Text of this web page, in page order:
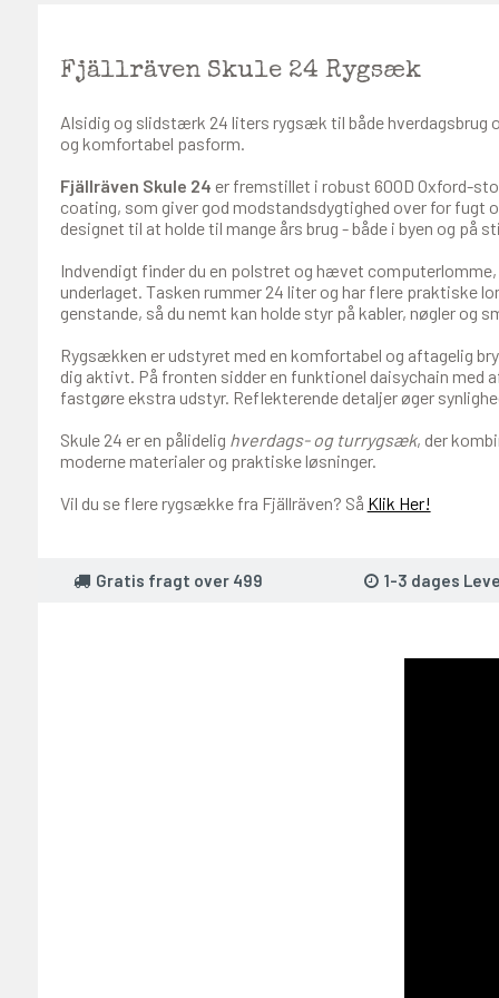
Fjällräven Skule 24 Rygsæk
Alsidig og slidstærk 24 liters rygsæk til både
og komfortabel pasform.
Fjällräven Skule 24 er fremstillet i robust 600D Oxford-
coating, som giver god modstandsdygtighed over for fugt
designet til at holde til mange års brug - både i byen og på
Indvendigt finder du en polstret og hævet
underlaget. Tasken rummer 24 liter og har flere praktiske
genstande, så du nemt kan holde styr på kabler, nøgler og
Rygsækken er udstyret med en komfortabel og aftagelig
dig aktivt. På fronten sidder en funktionel daisychain med
fastgøre ekstra udstyr. Reflekterende detaljer øger
Skule 24 er en pålidelig hverdags- og turrygsæk, der
moderne materialer og praktiske løsninger.
Vil du se flere rygsække fra Fjällräven? Så Klik Her!
Gratis fragt over 499 1-3 dages